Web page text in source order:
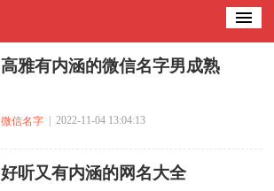
高雅有内涵的微信名字男成熟
微信名字 | 2022-11-04 13:04:13
好听又有内涵的网名大全